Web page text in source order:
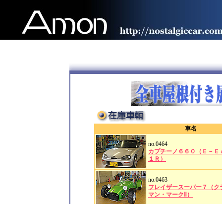
車名
no.0464
カプチーノ６６０（Ｅ－Ｅ
１Ｒ）
no.0463
フレイザースーパー７（ク
マン・マークⅡ）